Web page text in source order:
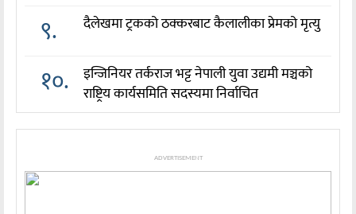
९. दैलेखमा ट्रकको ठक्करबाट कैलालीका प्रेमको मृत्यु
१०.
इन्जिनियर तर्कराज भट्ट नेपाली युवा उद्यमी मञ्चको
राष्ट्रिय कार्यसमिति सदस्यमा निर्वाचित
ADVERTISEMENT